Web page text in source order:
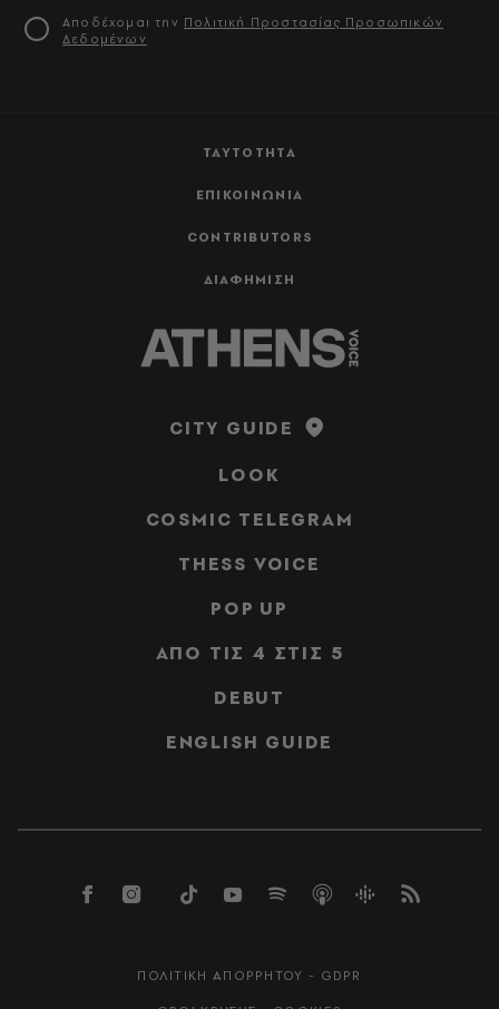
ΤΑΥΤΟΤΗΤΑ
ΕΠΙΚΟΙΝΩΝΙΑ
CONTRIBUTORS
ΔΙΑΦΗΜΙΣΗ
Αποδέχομαι την Πολιτική Προστασίας Προσωπικών
Δεδομένων
CITY GUIDE
LOOK
COSMIC TELEGRAM
THESS VOICE
POP UP
ΑΠΟ ΤΙΣ 4 ΣΤΙΣ 5
DEBUT
ENGLISH GUIDE
ΠΟΛΙΤΙΚΗ ΑΠΟΡΡΗΤΟΥ - GDPR